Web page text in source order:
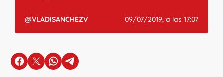
@VLADISANCHEZV 09/07/2019, a las 17:07
en Facebook
en Xen Whatsapp
en Telegram